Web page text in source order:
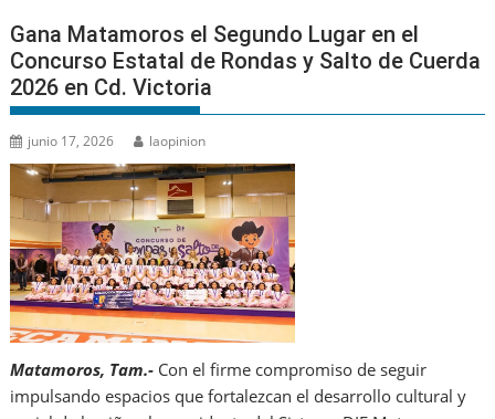
Gana Matamoros el Segundo Lugar en el
Concurso Estatal de Rondas y Salto de Cuerda
2026 en Cd. Victoria
junio 17, 2026 laopinion
Matamoros, Tam.- Con el firme compromiso de seguir
impulsando espacios que fortalezcan el desarrollo cultural y